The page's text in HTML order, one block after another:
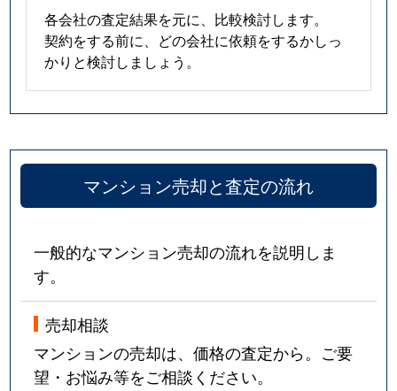
各会社の査定結果を元に、比較検討します。
契約をする前に、どの会社に依頼をするかしっ
かりと検討しましょう。
マンション売却と査定の流れ
一般的なマンション売却の流れを説明しま
す。
売却相談
マンションの売却は、価格の査定から。ご要
望・お悩み等をご相談ください。